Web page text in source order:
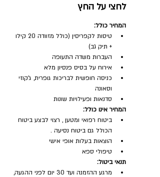
לחצי על החץ
המחיר כולל:
טיסות לקפריסין (כולל מזוודה 20 קילו
+ תיק גב)
העברות משדה התעופה
אירוח על בסיס פנסיון מלא
כניסה חופשית לבריכות גופרית, ג'קוזי
וסאונה
סדנאות ופעילויות שונות
המחיר אינו כולל:
ביטוח רפואי ומטען , רצוי לבצע ביטוח
הכולל גם ביטוח נסיעה .
הוצאות בעלות אופי אישי
טיפולי ספא
תנאי ביטול:
מרגע ההזמנה ועד 30 יום לפני ההגעה,